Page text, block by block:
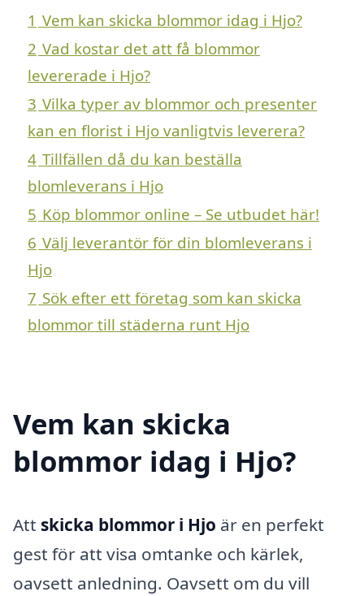
1 Vem kan skicka blommor idag i Hjo?
2 Vad kostar det att få blommor
levererade i Hjo?
3 Vilka typer av blommor och presenter
kan en florist i Hjo vanligtvis leverera?
4 Tillfällen då du kan beställa
blomleverans i Hjo
5 Köp blommor online – Se utbudet här!
6 Välj leverantör för din blomleverans i
Hjo
7 Sök efter ett företag som kan skicka
blommor till städerna runt Hjo
Vem kan skicka
blommor idag i Hjo?
Att skicka blommor i Hjo är en perfekt
gest för att visa omtanke och kärlek,
oavsett anledning. Oavsett om du vill